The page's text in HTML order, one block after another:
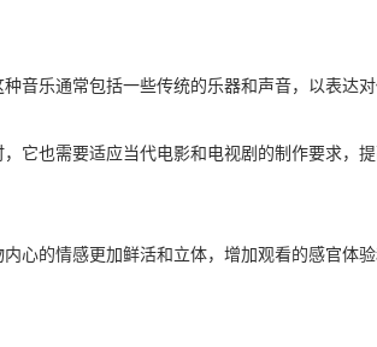
音乐通常包括一些传统的乐器和声音，以表达
它也需要适应当代电影和电视剧的制作要求，
心的情感更加鲜活和立体，增加观看的感官体